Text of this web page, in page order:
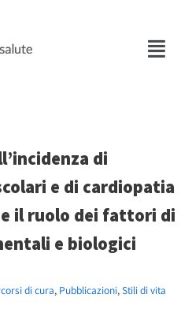
di
e di cardiopatia
il ruolo dei fattori di
e biologici
di cura, Pubblicazioni, Stili di vita